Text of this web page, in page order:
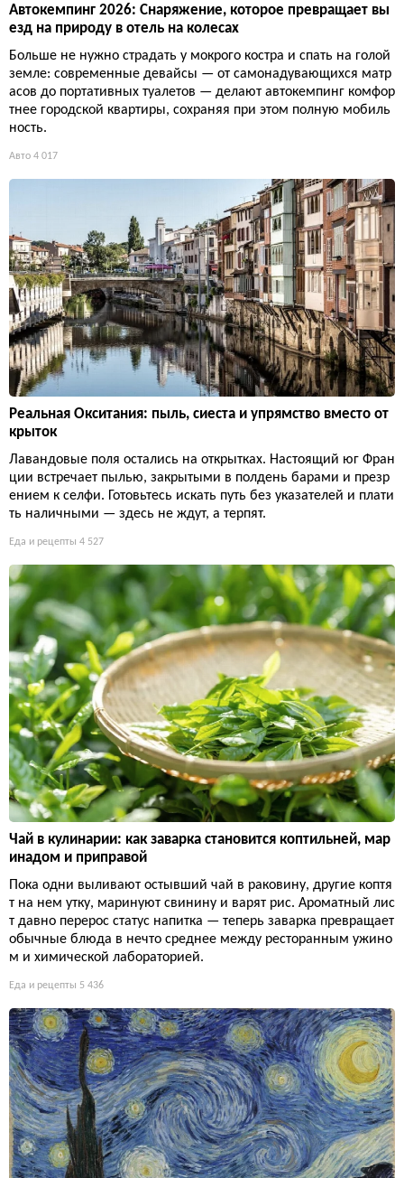
Автокемпинг 2026: Снаряжение, которое превращает вы
езд на природу в отель на колесах
Больше не нужно страдать у мокрого костра и спать на голой
земле: современные девайсы — от самонадувающихся матр
асов до портативных туалетов — делают автокемпинг комфор
тнее городской квартиры, сохраняя при этом полную мобиль
ность.
Авто 4 017
Реальная Окситания: пыль, сиеста и упрямство вместо от
крыток
Лавандовые поля остались на открытках. Настоящий юг Фран
ции встречает пылью, закрытыми в полдень барами и презр
ением к селфи. Готовьтесь искать путь без указателей и плати
ть наличными — здесь не ждут, а терпят.
Еда и рецепты 4 527
Чай в кулинарии: как заварка становится коптильней, мар
инадом и приправой
Пока одни выливают остывший чай в раковину, другие коптя
т на нем утку, маринуют свинину и варят рис. Ароматный лис
т давно перерос статус напитка — теперь заварка превращает
обычные блюда в нечто среднее между ресторанным ужино
м и химической лабораторией.
Еда и рецепты 5 436